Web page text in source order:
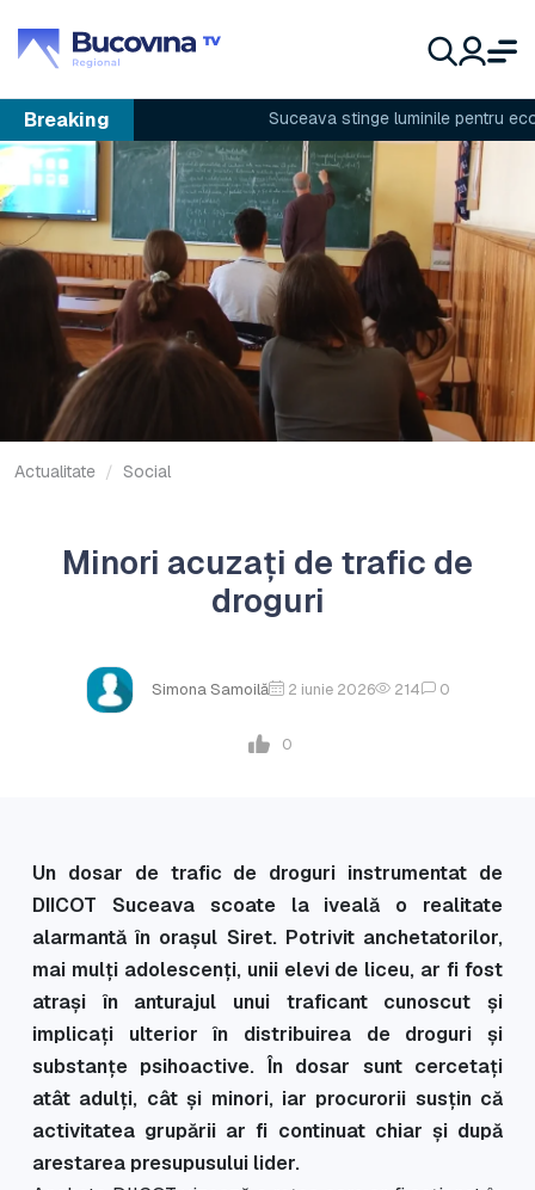
Breaking Suceava stinge luminile pentru
Actualitate Social
Minori acuzați de trafic de
droguri
Simona Samoilă 2 iunie 2026 214 0
0
Un dosar de trafic de droguri instrumentat de
DIICOT Suceava scoate la iveală o realitate
alarmantă în orașul Siret. Potrivit anchetatorilor,
mai mulți adolescenți, unii elevi de liceu, ar fi fost
atrași în anturajul unui traficant cunoscut și
implicați ulterior în distribuirea de droguri și
substanțe psihoactive. În dosar sunt cercetați
atât adulți, cât și minori, iar procurorii susțin că
activitatea grupării ar fi continuat chiar și după
arestarea presupusului lider.